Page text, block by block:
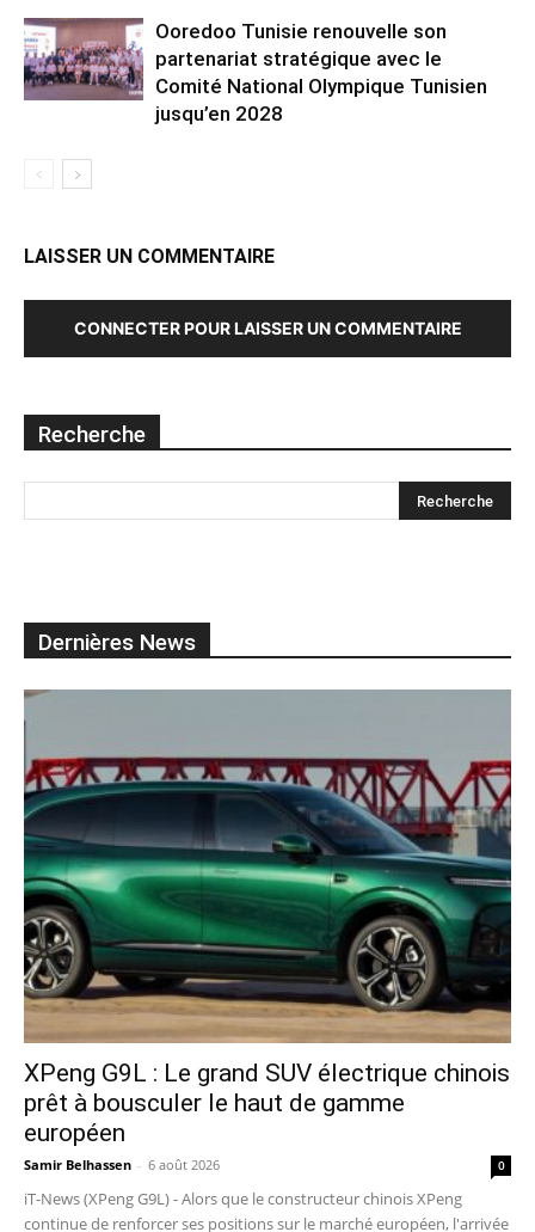
Ooredoo Tunisie renouvelle son
partenariat stratégique avec le
Comité National Olympique Tunisien
jusqu’en 2028
LAISSER UN COMMENTAIRE
CONNECTER POUR LAISSER UN COMMENTAIRE
Recherche
Dernières News
XPeng G9L : Le grand SUV électrique chinois
prêt à bousculer le haut de gamme
européen
Samir Belhassen - 6 août 2026 0
iT-News (XPeng G9L) - Alors que le constructeur chinois XPeng
continue de renforcer ses positions sur le marché européen, l'arrivée